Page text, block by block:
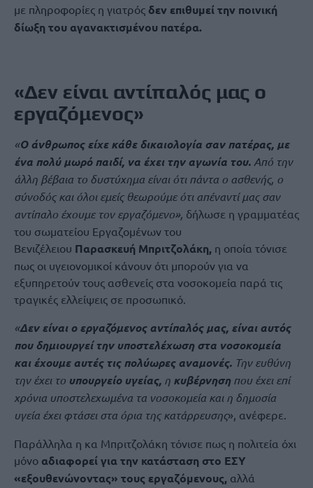
με πληροφορίες η γιατρός δεν επιθυμεί την ποινική
δίωξη του αγανακτισμένου πατέρα.
«Δεν είναι αντίπαλός μας ο
εργαζόμενος»
«Ο άνθρωπος είχε κάθε δικαιολογία σαν πατέρας, με
ένα πολύ μωρό παιδί, να έχει την αγωνία του. Από την
άλλη βέβαια το δυστύχημα είναι ότι πάντα ο ασθενής, ο
σύνοδός και όλοι εμείς θεωρούμε ότι απέναντί μας σαν
αντίπαλο έχουμε τον εργαζόμενο», δήλωσε η γραμματέας
του σωματείου Εργαζομένων του
Βενιζέλειου Παρασκευή Μπριτζολάκη, η οποία τόνισε
πως οι υγειονομικοί κάνουν ότι μπορούν για να
εξυπηρετούν τους ασθενείς στα νοσοκομεία παρά τις
τραγικές ελλείψεις σε προσωπικό.
«Δεν είναι ο εργαζόμενος αντίπαλός μας, είναι αυτός
που δημιουργεί την υποστελέχωση στα νοσοκομεία
και έχουμε αυτές τις πολύωρες αναμονές. Την ευθύνη
την έχει το υπουργείο υγείας, η κυβέρνησηπου έχει επί
χρόνια υποστελεχωμένα τα νοσοκομεία και η δημοσία
υγεία έχει φτάσει στα όρια της κατάρρευσης», ανέφερε.
Παράλληλα η κα Μπριτζολάκη τόνισε πως η πολιτεία όχι
μόνο αδιαφορεί για την κατάσταση στο ΕΣΥ
«εξουθενώνοντας» τους εργαζόμενους, αλλά